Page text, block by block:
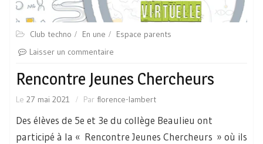
Club techno En une
Espace parents
Laisser un commentaire
Rencontre Jeunes Chercheurs
Le 27 mai 2021 Par florence-lambert
Des élèves de 5e et 3e du collège Beaulieu ont
participé à la « Rencontre Jeunes Chercheurs » où ils